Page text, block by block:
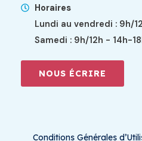
Horaires
Lundi au vendredi : 9h/
Samedi : 9h/12h - 14h-
NOUS ÉCRIRE
Conditions Générales